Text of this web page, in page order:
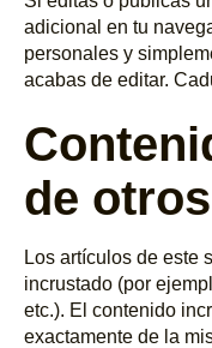
adicional en tu
personales y
acabas de editar.
de
Los artículos de este
incrustado (por
etc.). El contenido
exactamente de la